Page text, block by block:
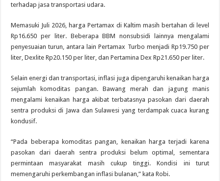
terhadap jasa transportasi udara.
Memasuki Juli 2026, harga Pertamax di Kaltim masih bertahan di level
Rp16.650 per liter. Beberapa BBM nonsubsidi lainnya mengalami
penyesuaian turun, antara lain Pertamax Turbo menjadi Rp19.750 per
liter, Dexlite Rp20.150 per liter, dan Pertamina Dex Rp21.650 per liter.
Selain energi dan transportasi, inflasi juga dipengaruhi kenaikan harga
sejumlah komoditas pangan. Bawang merah dan jagung manis
mengalami kenaikan harga akibat terbatasnya pasokan dari daerah
sentra produksi di Jawa dan Sulawesi yang terdampak cuaca kurang
kondusif.
“Pada beberapa komoditas pangan, kenaikan harga terjadi karena
pasokan dari daerah sentra produksi belum optimal, sementara
permintaan masyarakat masih cukup tinggi. Kondisi ini turut
memengaruhi perkembangan inflasi bulanan,” kata Robi.